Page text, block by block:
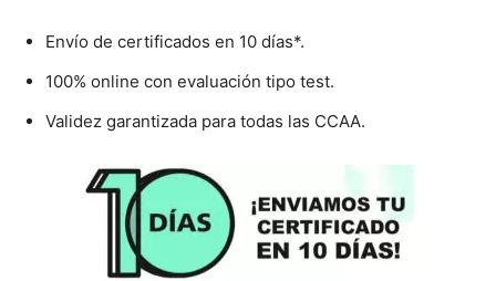
Envío de certificados en 10 días*.
100% online con evaluación tipo test.
Validez garantizada para todas las CCAA.